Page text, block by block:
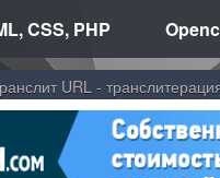
CSS, PHP
URL -